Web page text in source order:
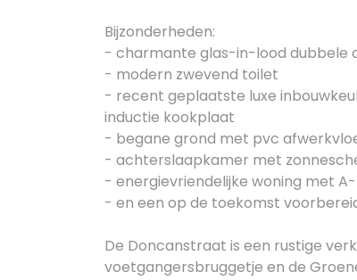
Bijzonderheden:
- charmante glas-in-lood dubbele
- modern zwevend toilet
- recent geplaatste luxe
inductie kookplaat
- begane grond met pvc
- achterslaapkamer met
- energievriendelijke woning met
- en een op de toekomst
De Doncanstraat is een rustige
voetgangersbruggetje en de